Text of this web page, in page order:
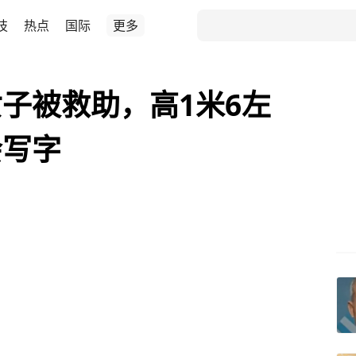
热点 国际 更多
被救助，高1米6左
字